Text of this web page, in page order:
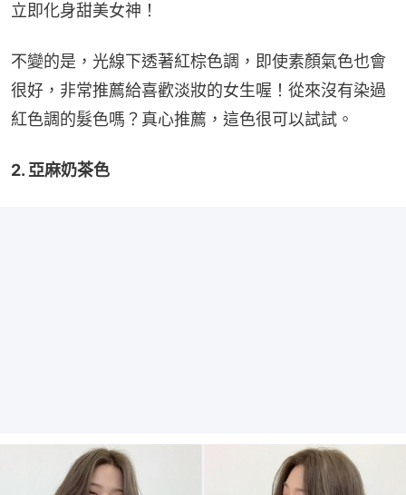
立即化身甜美女神！
不變的是，光線下透著紅棕色調，即使素顏氣色也會
很好，非常推薦給喜歡淡妝的女生喔！從來沒有染過
紅色調的髮色嗎？真心推薦，這色很可以試試。
2. 亞麻奶茶色